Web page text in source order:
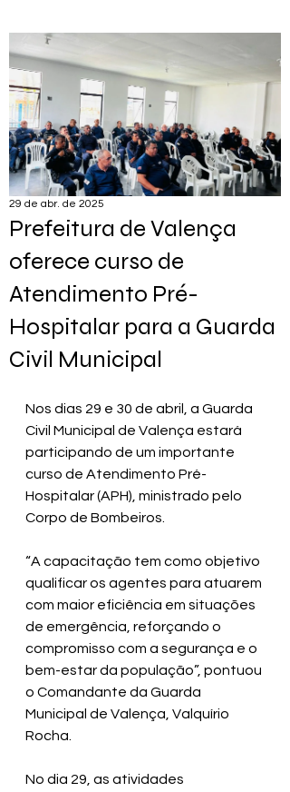
Prefeitura de Valença
oferece curso de
Atendimento Pré-
Hospitalar para a Guarda
Civil Municipal
29 de abr. de 2025
Nos dias 29 e 30 de abril, a Guarda
Civil Municipal de Valença estará
participando de um importante
curso de Atendimento Pré-
Hospitalar (APH), ministrado pelo
Corpo de Bombeiros.
“A capacitação tem como objetivo
qualificar os agentes para atuarem
com maior eficiência em situações
de emergência, reforçando o
compromisso com a segurança e o
bem-estar da população”, pontuou
o Comandante da Guarda
Municipal de Valença, Valquírio
Rocha.
No dia 29, as atividades